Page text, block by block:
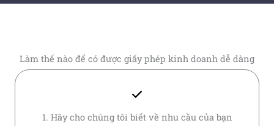
Làm thế nào để có được giấy phép kinh doanh dễ dàng
1. Hãy cho chúng tôi biết về nhu cầu của bạn